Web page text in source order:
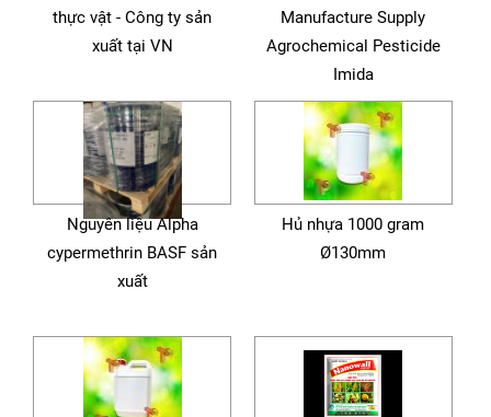
thực vật - Công ty sản
xuất tại VN
Manufacture Supply
Agrochemical Pesticide
Imida
Nguyên liệu Alpha
cypermethrin BASF sản
xuất
Hủ nhựa 1000 gram
Ø130mm